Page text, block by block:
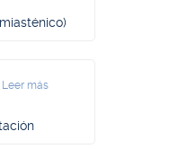
Leer más